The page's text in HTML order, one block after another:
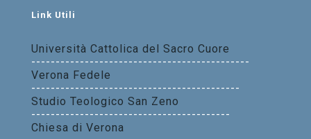
Link Utili
Università Cattolica del Sacro Cuore
---------------------------------------------
Verona Fedele
-------------------------------------------
Studio Teologico San Zeno
-----------------------------------------
Chiesa di Verona